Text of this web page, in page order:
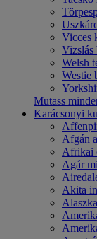
Vicces
Vizslás
Welsh
Westie
Mutass
Karácsonyi
Afgán
Afrikai
Agár
Akita